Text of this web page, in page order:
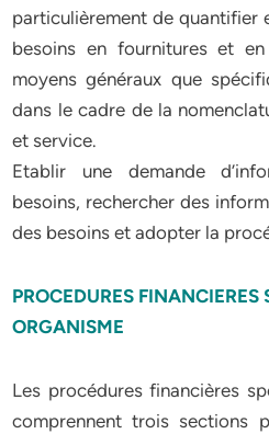
particulièrement de quantifier
besoins en fournitures et
moyens généraux que
dans le cadre de la
et service.
Etablir une demande
besoins, rechercher des
des besoins et adopter la
PROCEDURES FINANCIERES
ORGANISME
Les procédures financières
comprennent trois sections